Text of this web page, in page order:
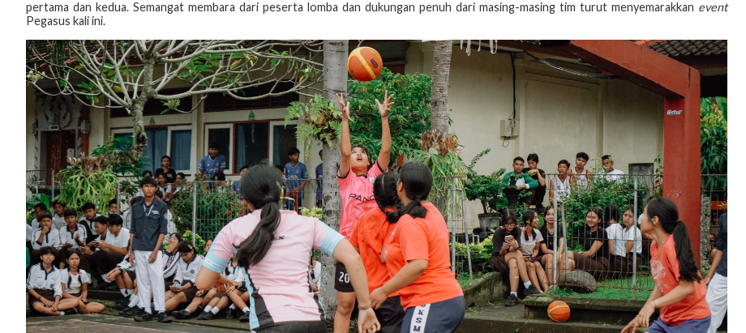
pertama dan kedua. Semangat membara dari peserta lomba dan dukungan penuh dari masing-masing tim turut menyemarakkan event
Pegasus kali ini.